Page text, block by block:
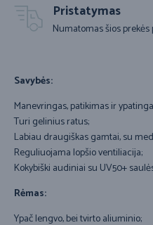
Pristatymas
Numatomas šios
Savybės:
Manevringas, patikimas ir
Turi gelinius ratus;
Labiau draugiškas gamtai, su
Reguliuojama lopšio ventiliacija;
Kokybiški audiniai su UV50+
Rėmas:
Ypač lengvo, bei tvirto aliuminio;